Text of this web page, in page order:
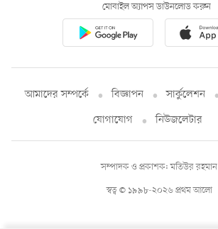
মোবাইল অ্যাপস ডাউনলোড করুন
আমাদের সম্পর্কে বিজ্ঞাপন সার্কুলেশন
যোগাযোগ
নিউজলেটার
স্বত্ব © ১৯৯৮-২০২৬ প্রথম আলো
সম্পাদক ও প্রকাশক: মতিউর রহমান